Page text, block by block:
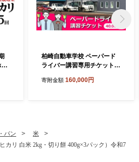
柏崎自動車学校 ペーパード
ライバー講習専用チケット
寄附金額 160,000円
パン
米
カリ 白米 2kg・切り餅 400g×3パック）令和7